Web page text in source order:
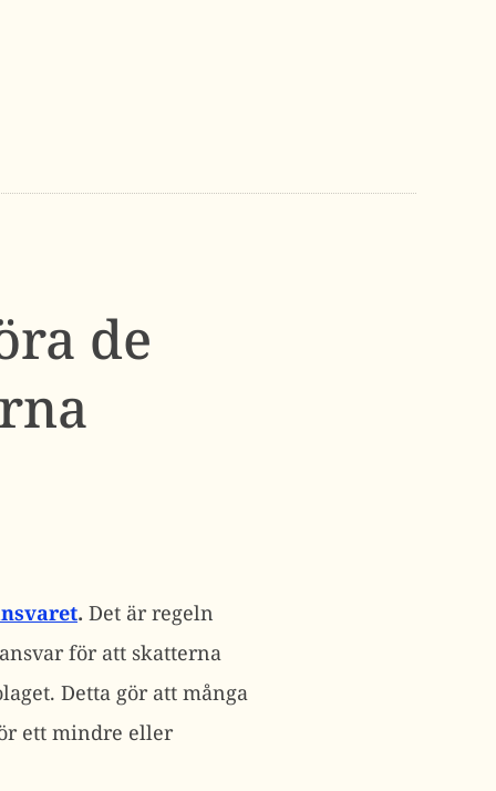
de
. Det är regeln
för att skatterna
Detta gör att många
ett mindre eller